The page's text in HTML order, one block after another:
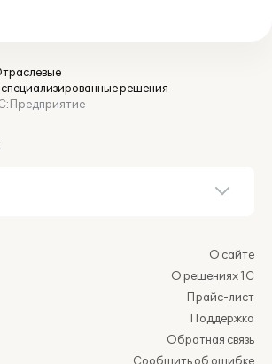
решения
О сайте
О решениях 1С
Прайс-лист
Поддержка
Обратная связь